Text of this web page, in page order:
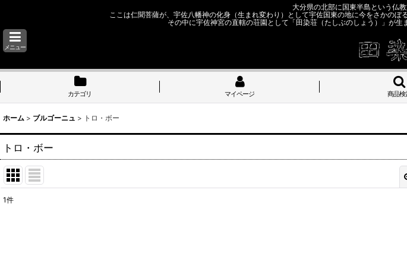
大分県の北部に国東半島という仏
ここは仁聞菩薩が、宇佐八幡神の化身（生まれ変わり）として宇佐国東の地に今をさかの
その中に宇佐神宮の直轄の荘園として「田染荘（たしぶのしょう）」が
メニュー
カテゴリ マイページ 商品検
ホーム > ブルゴーニュ > トロ・ボー
トロ・ボー
1件